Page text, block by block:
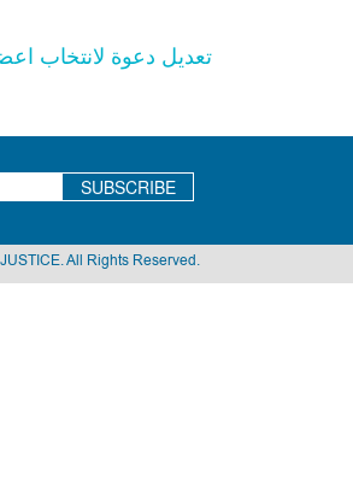
تعديل دعوة لانتخاب
SUBSCRIBE
All Rights Reserved.